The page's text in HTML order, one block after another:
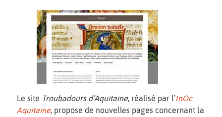
Le site Troubadours d’Aquitaine, réalisé par l’InOc
Aquitaine, propose de nouvelles pages concernant la